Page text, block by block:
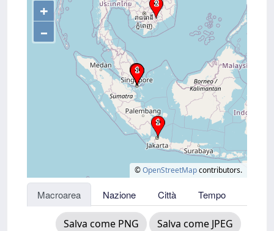
+
–
©OpenStreetMapcontributors.
Macroarea Nazione Città Tempo
Salva come PNG Salva come JPEG